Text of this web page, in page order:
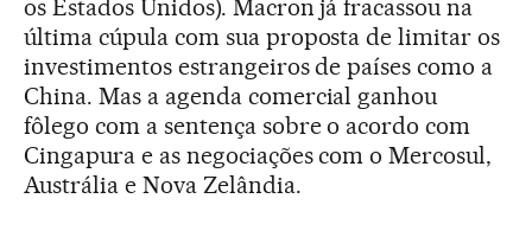
os Estados Unidos). Macron já fracassou na
última cúpula com sua proposta de limitar os
investimentos estrangeiros de países como a
China. Mas a agenda comercial ganhou
fôlego com a sentença sobre o acordo com
Cingapura e as negociações com o Mercosul,
Austrália e Nova Zelândia.